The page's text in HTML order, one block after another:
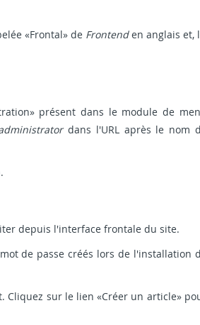
«Frontal» de Frontenden anglais et,
présent dans le module de
dans l'URL après le nom
depuis l'interface frontale du site.
de passe créés lors de l'installation
Cliquez sur le lien «Créer un article»